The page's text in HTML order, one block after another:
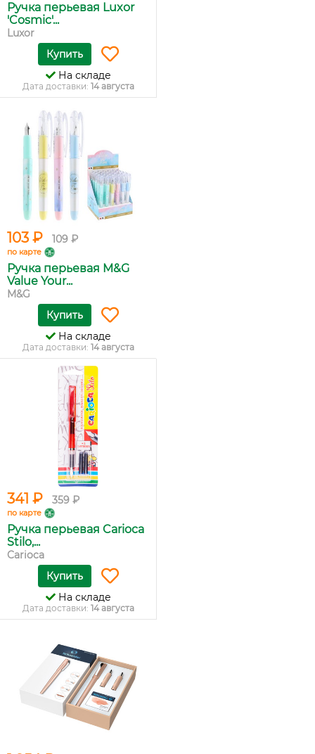
Ручка перьевая Luxor
'Cosmic'...
Luxor
Купить
На складе
Дата доставки: 14 августа
103 ₽ 109 ₽
по карте
Ручка перьевая M&G
Value Your...
M&G
Купить
На складе
Дата доставки: 14 августа
341 ₽ 359 ₽
по карте
Ручка перьевая Carioca
Stilo,...
Carioca
Купить
На складе
Дата доставки: 14 августа